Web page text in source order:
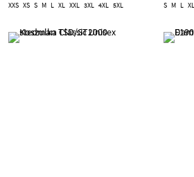
XXS XS S M L XL XXL 3XL 4XL 5XL S M L XL